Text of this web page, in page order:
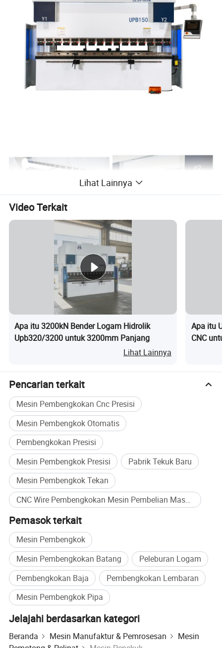
Kategori
fitur
Spesifikasi & manfaat
Sistem
Penggerak
dikontrol servo dapat
meningkatkan efisiensi energi
sebesar 40% dibandingkan
motor asinkron tradisional.
Struktur
rangka
Analisis elemen Finite (FEA)
yang benar-benar dioptimalkan
untuk kekokohan dan kekuatan
yang unggul.
Kompensa
si defleksi
Standardmekanis defleksi
otomatis kompensasi
usystemikal menghilangkan
kesalahan sudut dari frame dan
deformasi penggeser.
Kontrol
i
Memiliki sistem servo elektro-
hidraulik penuh-loop-tertutup
Jerman, sistem dengan katup
frekuensi tinggi untuk respons
Lihat Lainnya
Video Terkait
Apa itu 3200kN Bender Logam Hidrolik
Upb320/3200 untuk 3200mm Panjang
Lihat Lainnya
Apa itu
CNC
Pencarian terkait
Mesin Pembengkokan Cnc Presisi
Mesin Pembengkok Otomatis
Pembengkokan Presisi
Mesin Pembengkok Presisi
Pabrik Tekuk Baru
Mesin Pembengkok Tekan
CNC Wire Pembengkokan Mesin Pembelian Massal
Pemasok terkait
Mesin Pembengkok
Mesin Pembengkokan Batang
Peleburan Logam
Pembengkokan Baja
Pembengkokan Lembaran
Mesin Pembengkok Pipa
Jelajahi berdasarkan kategori
Beranda Mesin Manufaktur & Pemrosesan
Mesin